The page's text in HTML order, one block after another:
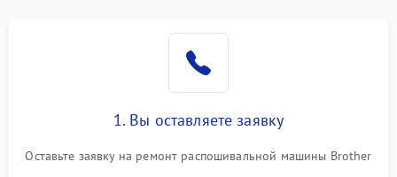
1. Вы оставляете заявку
Оставьте заявку на ремонт распошивальной машины Brother